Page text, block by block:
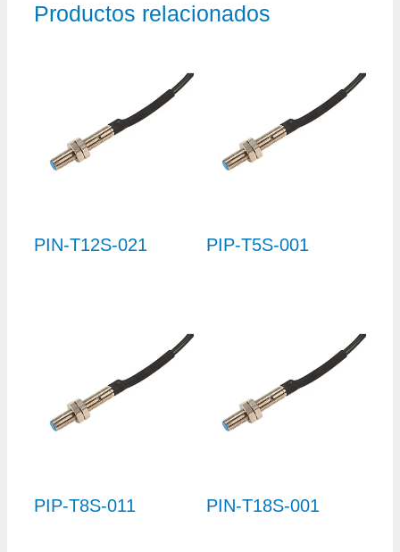
Productos relacionados
PIN-T12S-021 PIP-T5S-001
PIP-T8S-011 PIN-T18S-001